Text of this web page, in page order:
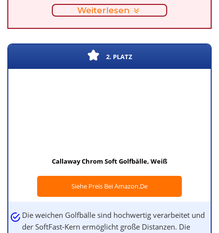
Weiterlesen
2. PLATZ
Callaway Chrom Soft Golfbälle, Weiß
Siehe Preis Bei Amazon.de
Die weichen Golfbälle sind hochwertig verarbeitet und
der SoftFast-Kern ermöglicht große Distanzen. Die